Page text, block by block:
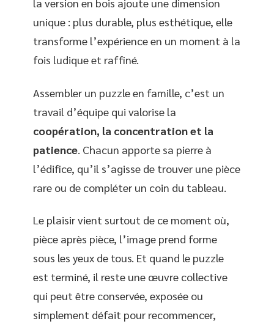
la version en bois ajoute une dimension
unique : plus durable, plus esthétique, elle
transforme l’expérience en un moment à la
fois ludique et raffiné.
Assembler un puzzle en famille, c’est un
travail d’équipe qui valorise la
coopération, la concentration et la
patience. Chacun apporte sa pierre à
l’édifice, qu’il s’agisse de trouver une pièce
rare ou de compléter un coin du tableau.
Le plaisir vient surtout de ce moment où,
pièce après pièce, l’image prend forme
sous les yeux de tous. Et quand le puzzle
est terminé, il reste une œuvre collective
qui peut être conservée, exposée ou
simplement défait pour recommencer,